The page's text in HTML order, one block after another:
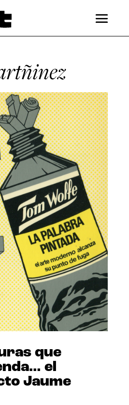
que
el
Jaume